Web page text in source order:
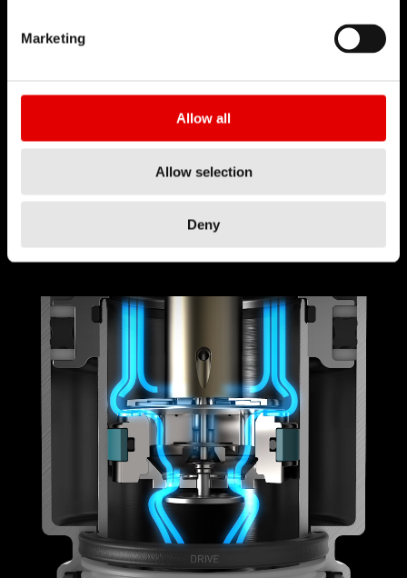
Marketing
Allow all
Allow selection
Deny
Incontrol 阻尼系统藉由开启与关闭高速压缩阻尼
量，以调整避震器压缩表现。这让你可以根据不同骑
乘环境来调整避震器的设定。实时的阻尼调控共有三
种模式，提供最赞的压缩调性，-¬OPEN 全开模式适
合下坡，DRIVE 模式*适合技术爬坡路段，而 LOCK
锁定模式适合各种冲刺路段。
*R 535 后避震器不具备 DRIVE 模式。